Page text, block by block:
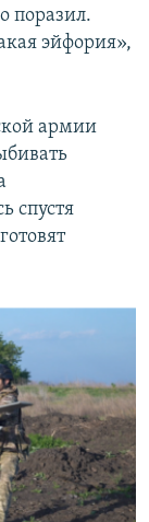
поразил.
эйфория»,
армии
спустя